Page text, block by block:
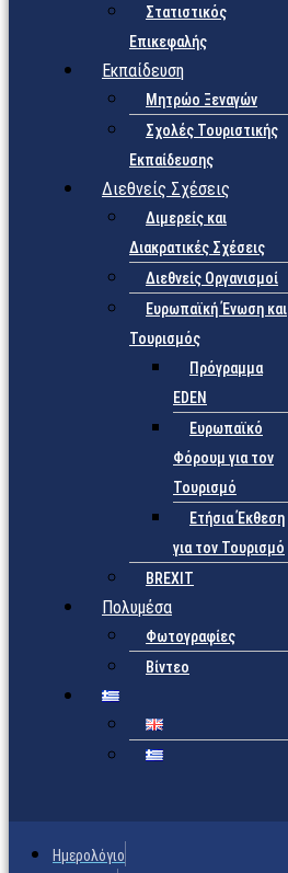
Στατιστικός
Επικεφαλής
Εκπαίδευση
Μητρώο Ξεναγών
Σχολές Τουριστικής
Εκπαίδευσης
Διεθνείς Σχέσεις
Διμερείς και
Διακρατικές Σχέσεις
Διεθνείς Οργανισμοί
Ευρωπαϊκή Ένωση και
Τουρισμός
Πρόγραμμα
EDEN
Ευρωπαϊκό
Φόρουμ για τον
Τουρισμό
Ετήσια Έκθεση
για τον Τουρισμό
BREXIT
Πολυμέσα
Φωτογραφίες
Βίντεο
Ημερολόγιο